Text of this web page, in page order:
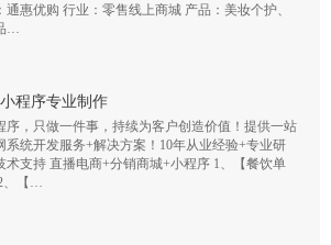
通惠优购 行业：零售线上商城 产品：美妆个护、
…
程序专业制作
序，只做一件事，持续为客户创造价值！提供一站
系统开发服务+解决方案！10年从业经验+专业研
术支持 直播电商+分销商城+小程序 1、【餐饮单
、【…